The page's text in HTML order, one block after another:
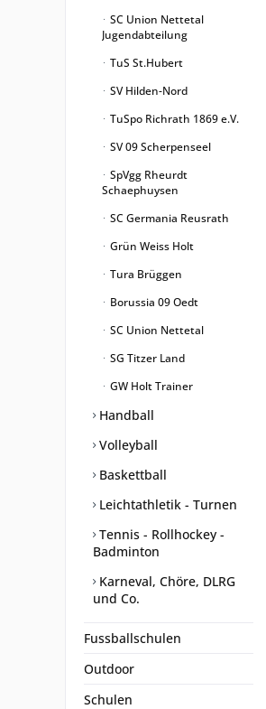
SC Union Nettetal
Jugendabteilung
TuS St.Hubert
SV Hilden-Nord
TuSpo Richrath 1869 e.V.
SV 09 Scherpenseel
SpVgg Rheurdt
Schaephuysen
SC Germania Reusrath
Grün Weiss Holt
Tura Brüggen
Borussia 09 Oedt
SC Union Nettetal
SG Titzer Land
GW Holt Trainer
Handball
Volleyball
Baskettball
Leichtathletik - Turnen
Tennis - Rollhockey -
Badminton
Karneval, Chöre, DLRG
und Co.
Fussballschulen
Outdoor
Schulen